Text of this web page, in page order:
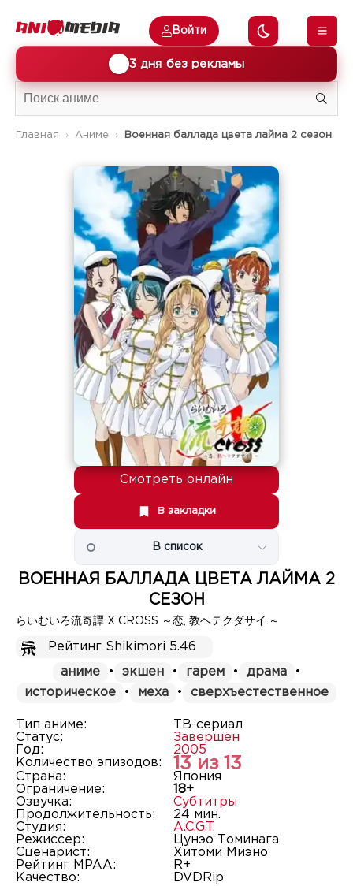
3 дня без рекламы
Войти
Главная Аниме Военная баллада цвета лайма 2 сезон
Смотреть онлайн
В закладки
В список
ВОЕННАЯ БАЛЛАДА ЦВЕТА ЛАЙМА 2
СЕЗОН
らいむいろ流奇譚 X CROSS ～恋, 教ヘテクダサイ.～
Рейтинг Shikimori 5.46
аниме • экшен • гарем • драма
•
историческое
• меха • сверхъестественное
Тип аниме:
ТВ-сериал
Статус:
Завершён
Год:
2005
Количество эпизодов:
13 из 13
Страна:
Япония
Ограничение:
18+
Озвучка:
Субтитры
Продолжительность:
24 мин.
Студия:
A.C.G.T.
Режиссер:
Цунэо Томинага
Сценарист:
Хитоми Миэно
Рейтинг MPAA:
R+
Качество:
DVDRip